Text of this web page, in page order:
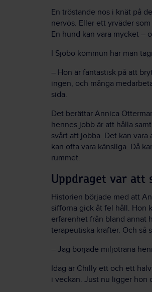
En tröstande nos i knät på
nervös. Eller ett yrväder
En hund kan vara mycket –
I Sjöbo kommun har man
– Hon är fantastisk på att
ingen, och många
sida.
Det berättar Annica
hennes jobb är att hålla
svårt att jobba. Det kan
kan ofta vara känsliga. Då
rummet.
Uppdraget var att
Historien började med att
sifforna gick åt fel håll. Hon
erfarenhet från bland annat
terapeutiska krafter. Och så
– Jag började miljöträna
Idag är Chilly ett och ett
i veckan. Just nu ligger hon